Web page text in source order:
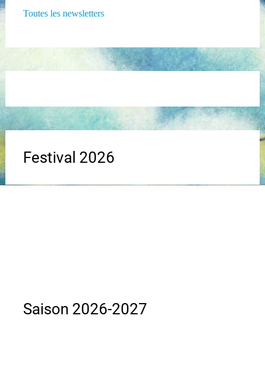
Toutes les newsletters
Festival 2026
Saison 2026-2027